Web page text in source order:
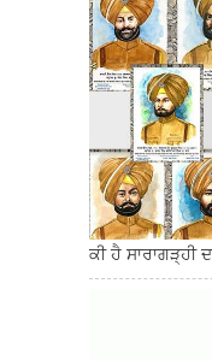
ਕੀ ਹੈ ਸਾਰਾਗੜ੍ਹੀ